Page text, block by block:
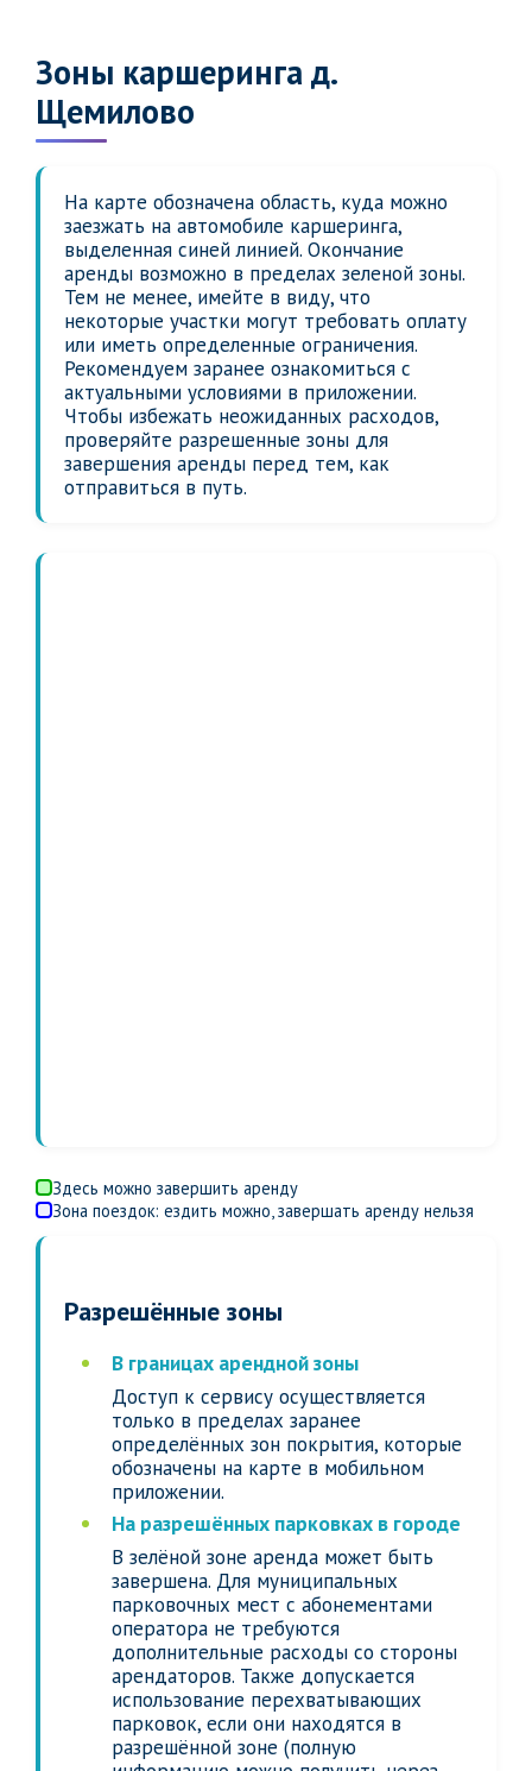
Зоны каршеринга д.
Щемилово
На карте обозначена область, куда можно
заезжать на автомобиле каршеринга,
выделенная синей линией. Окончание
аренды возможно в пределах зеленой зоны.
Тем не менее, имейте в виду, что
некоторые участки могут требовать оплату
или иметь определенные ограничения.
Рекомендуем заранее ознакомиться с
актуальными условиями в приложении.
Чтобы избежать неожиданных расходов,
проверяйте разрешенные зоны для
завершения аренды перед тем, как
отправиться в путь.
Здесь можно завершить аренду
Зона поездок: ездить можно, завершать аренду нельзя
Разрешённые зоны
В границах арендной зоны
Доступ к сервису осуществляется
только в пределах заранее
определённых зон покрытия, которые
обозначены на карте в мобильном
приложении.
На разрешённых парковках в городе
В зелёной зоне аренда может быть
завершена. Для муниципальных
парковочных мест с абонементами
оператора не требуются
дополнительные расходы со стороны
арендаторов. Также допускается
использование перехватывающих
парковок, если они находятся в
разрешённой зоне (полную